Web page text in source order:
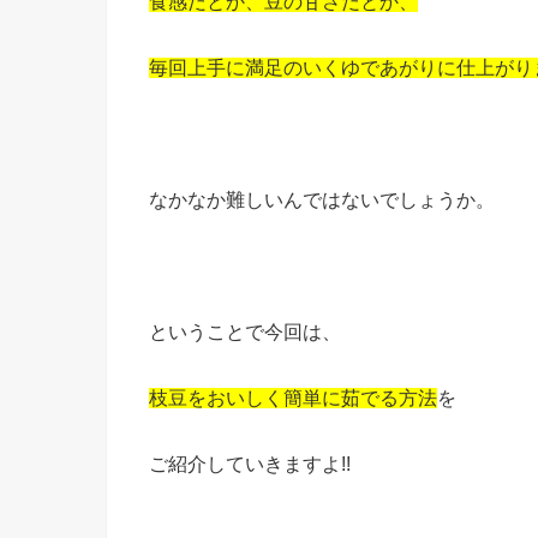
毎回上手に満足のいくゆであがりに仕上が
なかなか難しいんではないでしょうか。
ということで今回は、
枝豆をおいしく簡単に茹でる方法を
ご紹介していきますよ!!